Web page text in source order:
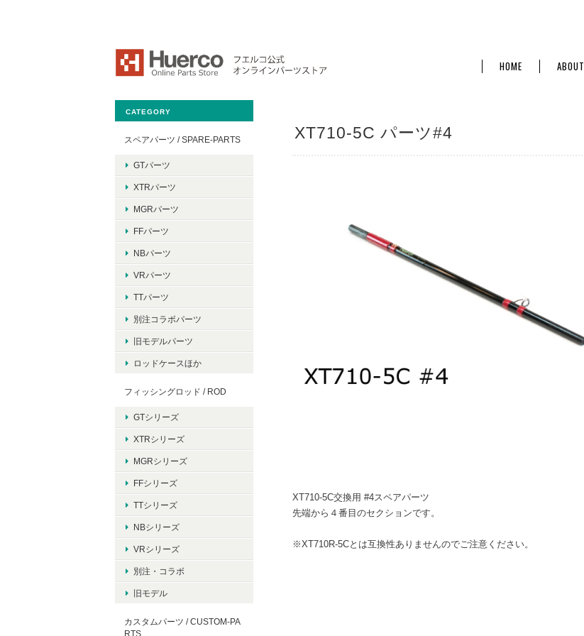
HOME ABOUT
XT710-5C パーツ#4
XT710-5C交換用 #4スペアパーツ
先端から４番目のセクションです。
※XT710R-5Cとは互換性ありませんのでご注意ください。
CATEGORY
スペアパーツ / SPARE-PARTS
GTパーツ
XTRパーツ
MGRパーツ
FFパーツ
NBパーツ
VRパーツ
TTパーツ
別注コラボパーツ
旧モデルパーツ
ロッドケースほか
フィッシングロッド / ROD
GTシリーズ
XTRシリーズ
MGRシリーズ
FFシリーズ
TTシリーズ
NBシリーズ
VRシリーズ
別注・コラボ
旧モデル
カスタムパーツ / CUSTOM-PA
RTS